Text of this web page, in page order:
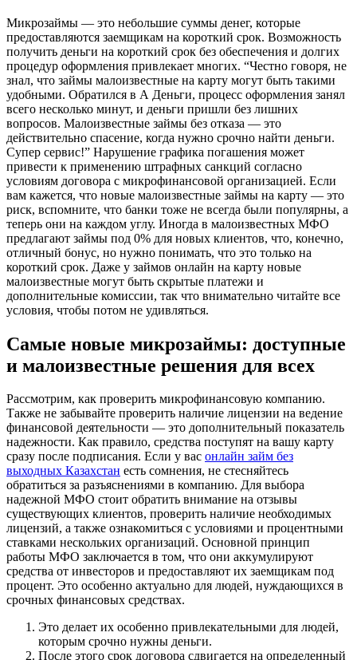
Микрозаймы — это небольшие суммы денег, которые
предоставляются заемщикам на короткий срок. Возможность
получить деньги на короткий срок без обеспечения и долгих
процедур оформления привлекает многих. “Честно говоря, не
знал, что займы малоизвестные на карту могут быть такими
удобными. Обратился в А Деньги, процесс оформления занял
всего несколько минут, и деньги пришли без лишних
вопросов. Малоизвестные займы без отказа — это
действительно спасение, когда нужно срочно найти деньги.
Супер сервис!” Нарушение графика погашения может
привести к применению штрафных санкций согласно
условиям договора с микрофинансовой организацией. Если
вам кажется, что новые малоизвестные займы на карту — это
риск, вспомните, что банки тоже не всегда были популярны, а
теперь они на каждом углу. Иногда в малоизвестных МФО
предлагают займы под 0% для новых клиентов, что, конечно,
отличный бонус, но нужно понимать, что это только на
короткий срок. Даже у займов онлайн на карту новые
малоизвестные могут быть скрытые платежи и
дополнительные комиссии, так что внимательно читайте все
условия, чтобы потом не удивляться.
Самые новые микрозаймы: доступные
и малоизвестные решения для всех
Рассмотрим, как проверить микрофинансовую компанию.
Также не забывайте проверить наличие лицензии на ведение
финансовой деятельности — это дополнительный показатель
надежности. Как правило, средства поступят на вашу карту
сразу после подписания. Если у вас онлайн займ без
выходных Казахстан есть сомнения, не стесняйтесь
обратиться за разъяснениями в компанию. Для выбора
надежной МФО стоит обратить внимание на отзывы
существующих клиентов, проверить наличие необходимых
лицензий, а также ознакомиться с условиями и процентными
ставками нескольких организаций. Основной принцип
работы МФО заключается в том, что они аккумулируют
средства от инвесторов и предоставляют их заемщикам под
процент. Это особенно актуально для людей, нуждающихся в
срочных финансовых средствах.
Это делает их особенно привлекательными для людей,
которым срочно нужны деньги.
После этого срок договора сдвигается на определенный